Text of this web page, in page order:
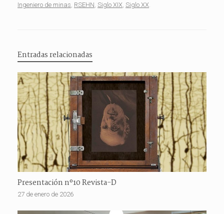
Ingeniero de minas RSEHN Siglo XIX Siglo XX
Entradas relacionadas
Presentación nº10 Revista-D
27 de enero de 2026